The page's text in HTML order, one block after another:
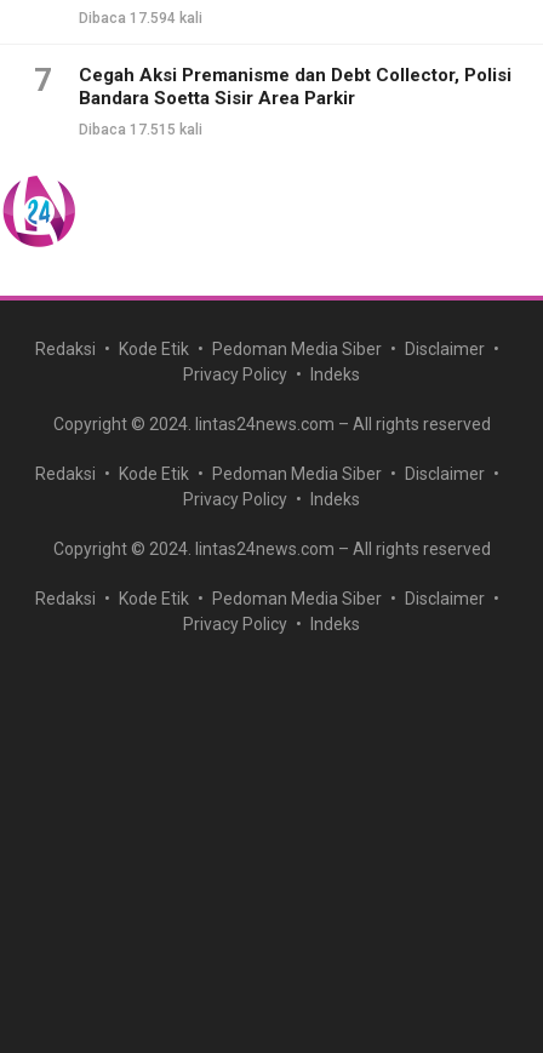
Dibaca 17.594 kali
7
Cegah Aksi Premanisme dan Debt Collector, Polisi
Bandara Soetta Sisir Area Parkir
Dibaca 17.515 kali
Redaksi Kode Etik Pedoman Media Siber
Disclaimer
Privacy Policy
Indeks
Copyright © 2024. lintas24news.com – All rights reserved
Redaksi Kode Etik Pedoman Media Siber
Disclaimer
Privacy Policy
Indeks
Copyright © 2024. lintas24news.com – All rights reserved
Redaksi Kode Etik Pedoman Media Siber
Disclaimer
Privacy Policy
Indeks